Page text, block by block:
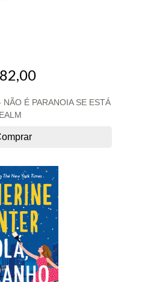
É PARANOIA SE ESTÁ